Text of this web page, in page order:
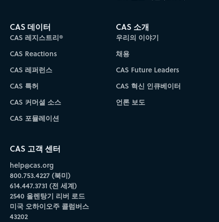
CAS 데이터
CAS 레지스트리®
CAS Reactions
CAS 레퍼런스
CAS 특허
CAS 커머셜 소스
CAS 포뮬레이션
CAS 소개
우리의 이야기
채용
CAS Future Leaders
CAS 혁신 인큐베이터
언론 보도
CAS 고객 센터
help@cas.org
800.753.4227 (북미)
614.447.3731 (전 세계)
2540 올렌탕기 리버 로드
미국 오하이오주 콜럼버스
43202